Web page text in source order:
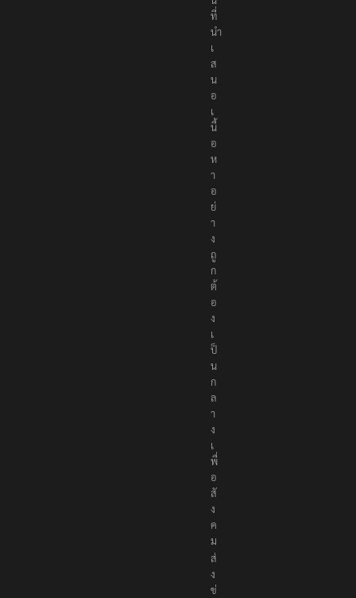
ที่
นำ
เ
ส
น
อ
เ
นื้
อ
ห
า
อ
ย่
า
ง
ถู
ก
ต้
อ
ง
เ
ป็
น
ก
ล
า
ง
เ
พื่
อ
สั
ง
ค
ม
ส่
ง
ข่